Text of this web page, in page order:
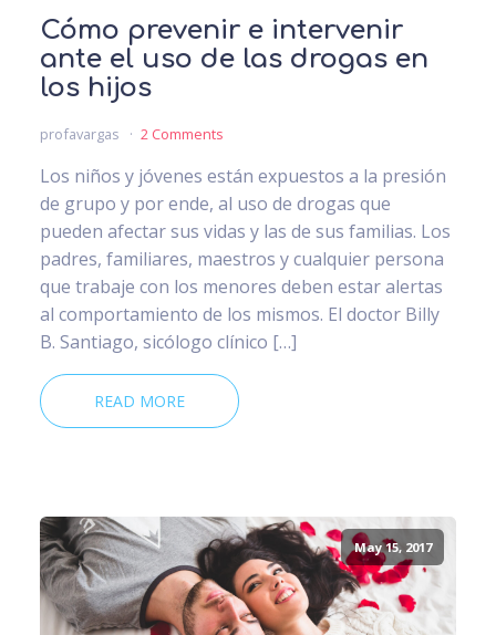
Cómo prevenir e intervenir
ante el uso de las drogas en
los hijos
profavargas 2 Comments
Los niños y jóvenes están expuestos a la presión
de grupo y por ende, al uso de drogas que
pueden afectar sus vidas y las de sus familias. Los
padres, familiares, maestros y cualquier persona
que trabaje con los menores deben estar alertas
al comportamiento de los mismos. El doctor Billy
B. Santiago, sicólogo clínico […]
READ MORE
May 15, 2017